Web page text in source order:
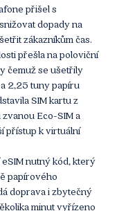
přišel s
dopady na
zákazníkům čas.
přešla na poloviční
čemuž se ušetřily
2,25 tuny papíru
SIM kartu z
Eco-SIM a
přístup k virtuální
nutný kód, který
papírového
doprava i zbytečný
minut vyřízeno